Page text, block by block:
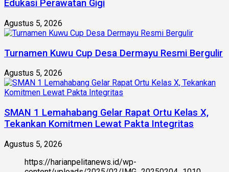
Edukasi Perawatan Gigi
Agustus 5, 2026
Turnamen Kuwu Cup Desa Dermayu Resmi Bergulir
Agustus 5, 2026
SMAN 1 Lemahabang Gelar Rapat Ortu Kelas X,
Tekankan Komitmen Lewat Pakta Integritas
Agustus 5, 2026
https://harianpelitanews.id/wp-